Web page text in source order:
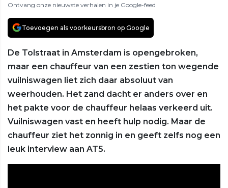
Ontvang onze nieuwste verhalen in je Google-feed
Toevoegen als voorkeursbron op Google
De Tolstraat in Amsterdam is opengebroken,
maar een chauffeur van een zestien ton wegende
vuilniswagen liet zich daar absoluut van
weerhouden. Het zand dacht er anders over en
het pakte voor de chauffeur helaas verkeerd uit.
Vuilniswagen vast en heeft hulp nodig. Maar de
chauffeur ziet het zonnig in en geeft zelfs nog een
leuk interview aan AT5.